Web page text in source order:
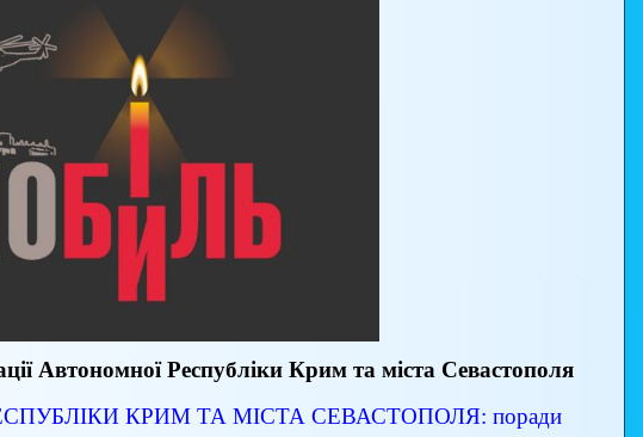
Автономної Республіки Крим та міста Севастополя
КРИМ ТА МІСТА СЕВАСТОПОЛЯ: поради